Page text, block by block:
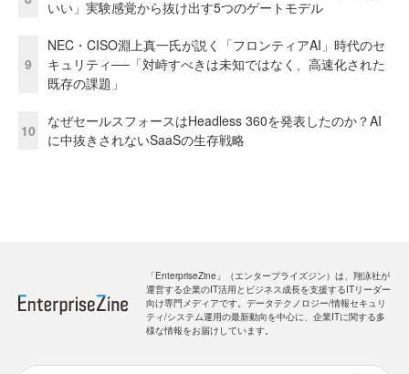
いい」実験感覚から抜け出す5つのゲートモデル
9
NEC・CISO淵上真一氏が説く「フロンティアAI」時代のセ
キュリティ──「対峙すべきは未知ではなく、高速化された
既存の課題」
10
なぜセールスフォースはHeadless 360を発表したのか？AI
に中抜きされないSaaSの生存戦略
「EnterpriseZine」（エンタープライズジン）は、翔泳社が
運営する企業のIT活用とビジネス成長を支援するITリーダー
向け専門メディアです。データテクノロジー/情報セキュリ
ティ/システム運用の最新動向を中心に、企業ITに関する多
様な情報をお届けしています。